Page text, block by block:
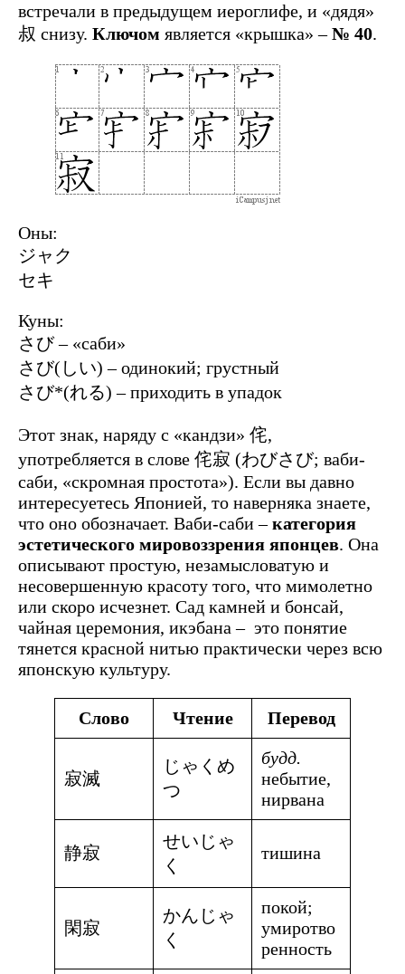
встречали в предыдущем иероглифе, и «дядя»
叔 снизу. Ключом является «крышка» –№ 40.
Оны:
ジャク
セキ
Куны:
さび – «саби»
さび(しい) – одинокий; грустный
さび*(れる) – приходить в упадок
Этот знак, наряду с «кандзи» 侘,
употребляется в слове 侘寂 (わびさび; ваби-
саби, «скромная простота»). Если вы давно
интересуетесь Японией, то наверняка знаете,
что оно обозначает. Ваби-саби –категория
эстетического мировоззрения японцев. Она
описывают простую, незамысловатую и
несовершенную красоту того, что мимолетно
или скоро исчезнет. Сад камней и бонсай,
чайная церемония, икэбана – это понятие
тянется красной нитью практически через всю
японскую культуру.
Слово Чтение Перевод
寂滅
じゃくめ
つ
будд.
небытие,
нирвана
静寂
せいじゃ
く
тишина
閑寂
かんじゃ
く
покой;
умиротво
ренность